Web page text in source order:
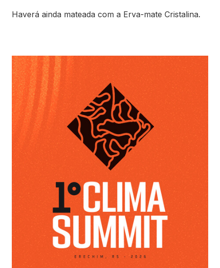
Haverá ainda mateada com a Erva-mate Cristalina.